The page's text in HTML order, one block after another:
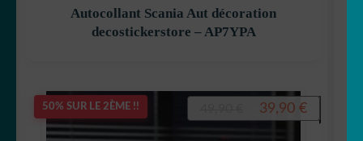
Autocollant Scania Aut décoration
decostickerstore – AP7YPA
50% SUR LE 2ÈME !!
Le39,90 €Le